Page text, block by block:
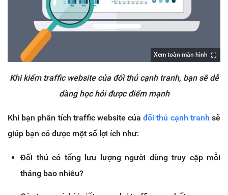
Xem toàn màn hình
Khi kiểm traffic website của đối thủ cạnh tranh, bạn sẽ dễ
dàng học hỏi được điểm mạnh
Khi bạn phân tích traffic website củađối thủ cạnh tranh sẽ
giúp bạn có được một số lợi ích như:
Đối thủ có tổng lưu lượng người dùng truy cập mỗi
tháng bao nhiêu?